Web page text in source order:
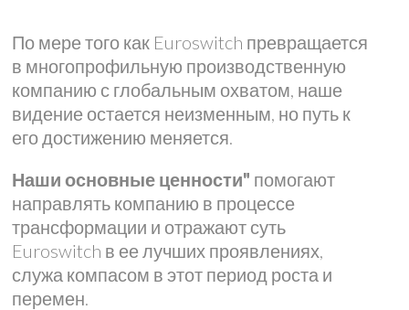
По мере того как Euroswitch превращается
в многопрофильную производственную
компанию с глобальным охватом, наше
видение остается неизменным, но путь к
его достижению меняется.
Наши основные ценности" помогают
направлять компанию в процессе
трансформации и отражают суть
Euroswitch в ее лучших проявлениях,
служа компасом в этот период роста и
перемен.